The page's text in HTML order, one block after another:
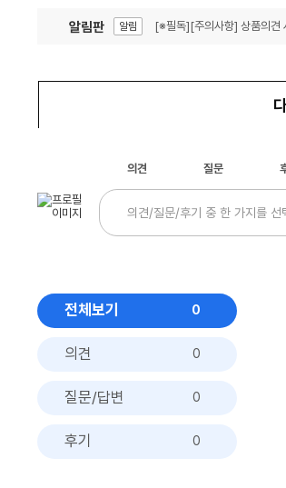
알림판 알림 [※필독][주의사항] 상품의견
의견 질문
전체보기 0
의견 0
질문/답변 0
후기 0